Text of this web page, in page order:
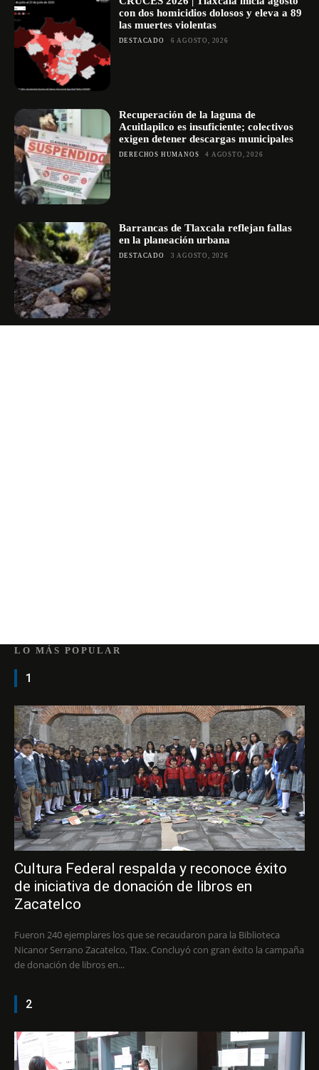
con dos homicidios dolosos y eleva a 89
las muertes violentas
DESTACADO 6 AGOSTO, 2026
Recuperación de la laguna de
Acuitlapilco es insuficiente; colectivos
exigen detener descargas municipales
DERECHOS HUMANOS 4 AGOSTO, 2026
Barrancas de Tlaxcala reflejan fallas
en la planeación urbana
DESTACADO 3 AGOSTO, 2026
LO MÁS POPULAR
1
Cultura Federal respalda y reconoce éxito
de iniciativa de donación de libros en
Zacatelco
Fueron 240 ejemplares los que se recaudaron para la Biblioteca
Nicanor Serrano Zacatelco, Tlax. Concluyó con gran éxito la campaña
de donación de libros en...
2